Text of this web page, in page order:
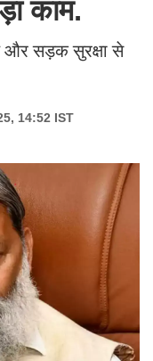
काम.
और सड़क सुरक्षा से
14:52 IST